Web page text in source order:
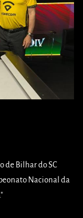
de Bilhar do SC
Nacional da